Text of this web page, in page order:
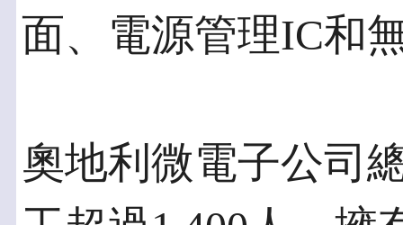
面、電源管理IC和
奧地利微電子公司